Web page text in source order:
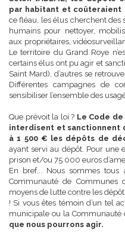
par habitant et coûteraient
ce fléau, les élus cherchent des
humains pour nettoyer,
aux propriétaires,
Le territoire du Grand Roye
certains élus ont pu agir et
Saint Mard), d’autres se
Différentes campagnes de
sensibiliser l’ensemble des
Que prévoit la loi ? Le Code de
interdisent et sanctionnent
à 1 500 € les dépôts de
ayant servi au dépôt. Pour une
prison et/ou 75 000 euros
En bref... Nous sommes
Communauté de
moyens de lutte contre les
! Si vous êtes témoin d’un tel
municipale ou la Communauté
que nous pourrons agir.